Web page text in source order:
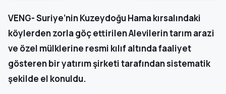
VENG- Suriye’nin Kuzeydoğu Hama kırsalındaki
köylerden zorla göç ettirilen Alevilerin tarım arazi
ve özel mülklerine resmi kılıf altında faaliyet
gösteren bir yatırım şirketi tarafından sistematik
şekilde el konuldu.